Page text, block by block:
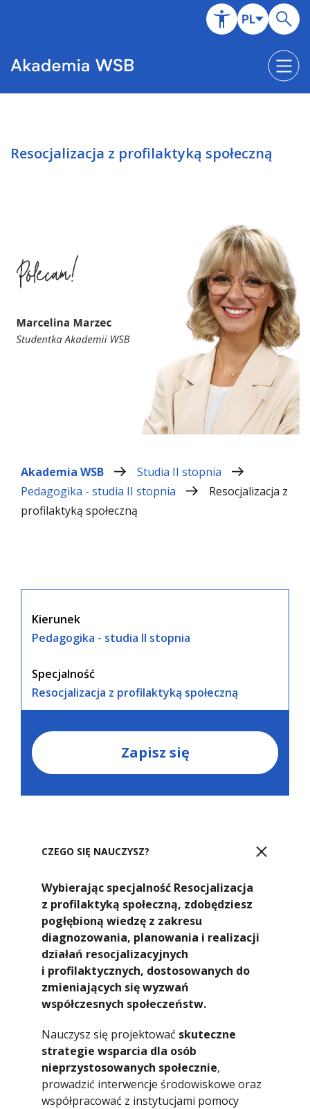
Resocjalizacja z profilaktyką społeczną
Akademia WSB
Studia II stopnia
Pedagogika - studia II stopnia
Resocjalizacja z
profilaktyką społeczną
Kierunek
Pedagogika - studia II stopnia
Specjalność
Resocjalizacja z profilaktyką społeczną
Zapisz się
CZEGO SIĘ NAUCZYSZ?
Wybierając specjalność Resocjalizacja
z profilaktyką społeczną, zdobędziesz
pogłębioną wiedzę z zakresu
diagnozowania, planowania i realizacji
działań resocjalizacyjnych
i profilaktycznych, dostosowanych do
zmieniających się wyzwań
współczesnych społeczeństw.
Nauczysz się projektować skuteczne
strategie wsparcia dla osób
nieprzystosowanych społecznie,
prowadzić interwencje środowiskowe oraz
współpracować z instytucjami pomocy